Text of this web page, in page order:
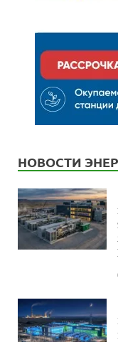
НОВОСТИ